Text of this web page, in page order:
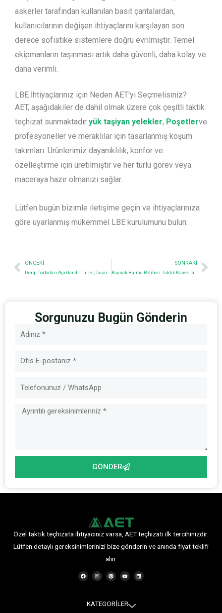
askerler tarafından kullanılan basit çantalardan,
kullanıcılarının değişen ihtiyaçlarını karşılayan son
derece sofistike sistemlere doğru evrilmiştir. Temel
ekipmanların taşınması artık daha güvenli, daha kolay ve
daha verimli.
LBE İhtiyaçlarınız için Neden AET'yi Seçmelisiniz?
AET, aşağıdakiler de dahil olmak üzere çok çeşitli taktik
teçhizat sunmaktadır yük taşiyan yelekler, Poşetlerve
profesyoneller ve meraklılar için tasarlanmış koşum
takımları. Ürünlerimiz dayanıklılık, konfor ve
özelleştirme için üretilmiştir ve her türlü görev veya
maceraya hazır olmanızı sağlar.
Lütfen bugün bizimle iletişime geçin ve ihtiyaçlarınıza
göre uyarlanmış mükemmel LBE kurulumunu bulun.
Prev
ÖNCEKI SONRAKI
Sorgunuzu Bugün Gönderin
GÖNDER
Özel taktik teçhizata ihtiyacınız varsa, AET teçhizatı ilk tercihinizdir.
Lütfen detaylı gereksinimlerinizi bize gönderin ve anında fiyat teklifi
alın.
F
a
c
I
n
s
r
a
P
i
n
e
s
Y
o
u
e
L
i
n
KATEGORİLER